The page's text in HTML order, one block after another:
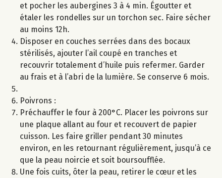
et pocher les aubergines 3 à 4 min. Égoutter et
étaler les rondelles sur un torchon sec. Faire sécher
au moins 12h.
Disposer en couches serrées dans des bocaux
stérilisés, ajouter l’ail coupé en tranches et
recouvrir totalement d’huile puis refermer. Garder
au frais et à l’abri de la lumière. Se conserve 6 mois.
Poivrons :
Préchauffer le four à 200°C. Placer les poivrons sur
une plaque allant au four et recouvert de papier
cuisson. Les faire griller pendant 30 minutes
environ, en les retournant régulièrement, jusqu’à ce
que la peau noircie et soit boursoufflée.
Une fois cuits, ôter la peau, retirer le cœur et les